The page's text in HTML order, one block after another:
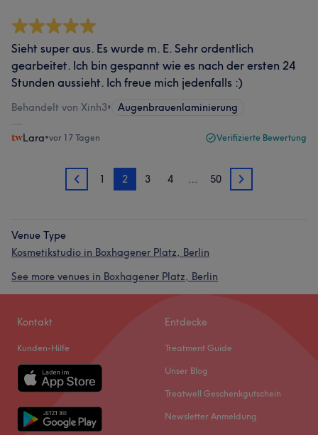
Sieht super aus. Es wurde m. E. Sehr ordentlich
gearbeitet. Ich bin gespannt wie es nach der ersten 24
Stunden aussieht. Ich freue mich jedenfalls :)
Behandelt von Xinh3• Augenbrauenlaminierung
Lara•vor 17 Tagen Verifizierte Bewertung
1 1 2 3 4 … 50 3
Venue Type
Kosmetikstudio in Boxhagener Platz, Berlin
See more venues in Boxhagener Platz, Berlin
Kontakt
Kunden-Hilfe
Entdecke
Treatment Guide
Unser Blog
Treatwell Geschenkgutschein
Newsletter Anmeldung